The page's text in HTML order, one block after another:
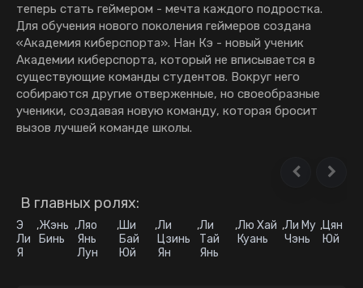
теперь стать геймером - мечта каждого подростка.
Для обучения нового поколения геймеров создана
«Академия киберспорта». Нан Кэ - новый ученик
Академии киберспорта, который не вписывается в
существующие команды студентов. Вокруг него
собираются другие отверженные, но своеобразные
ученики, создавая новую команду, которая бросит
вызов лучшей команде школы.
В главных ролях:
Э
Ли
Я
,Жэнь
Бинь
,Ляо
Янь
Лун
,Ши
Бай
Юй
,Ли
Цзинь
Ян
,Ли
Тай
Янь
,Лю Хай
Куань
,Ли Му
Чэнь
,Цян
Юй